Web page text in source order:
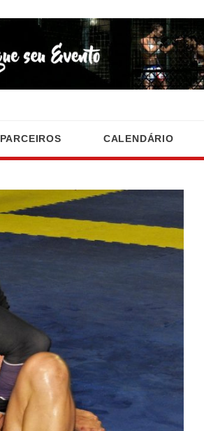
PARCEIROS CALENDÁRIO